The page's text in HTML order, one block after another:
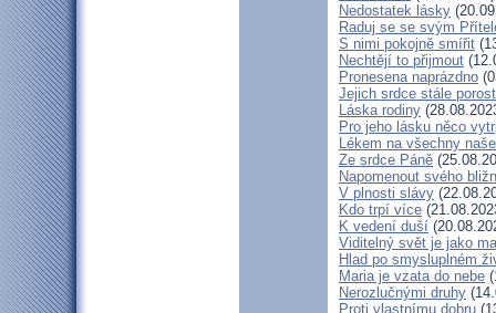
Nedostatek lásky
Raduj se se svým
S nimi pokojně smířit
Nechtějí to přijmout
Pronesena naprázdno
Jejich srdce stále
Láska rodiny
Pro jeho lásku něco
Lékem na všechny
Ze srdce Páně
Napomenout svého
V plnosti slávy
Kdo trpí více
K vedení duší
Viditelný svět je jako
Hlad po smysluplném
Maria je vzata do nebe
Nerozlučnými druhy
Proti vlastnímu dobru